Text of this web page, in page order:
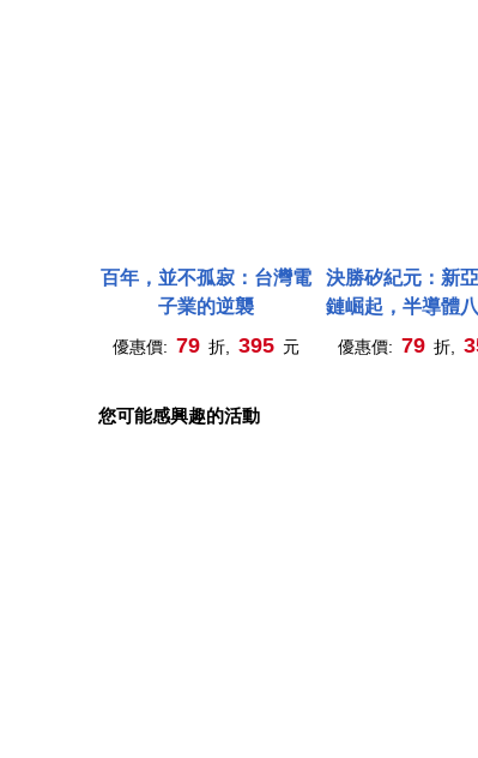
百年，並不孤寂：台灣電
子業的逆襲
優惠價: 79 折, 395 元
決勝矽紀元：新
鏈崛起，半導體
新賽局與臺灣的
優惠價: 79 折,
您可能感興趣的活動